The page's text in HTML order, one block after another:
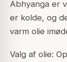
Abhyanga er
er kolde, og
varm olie
Valg af olie: